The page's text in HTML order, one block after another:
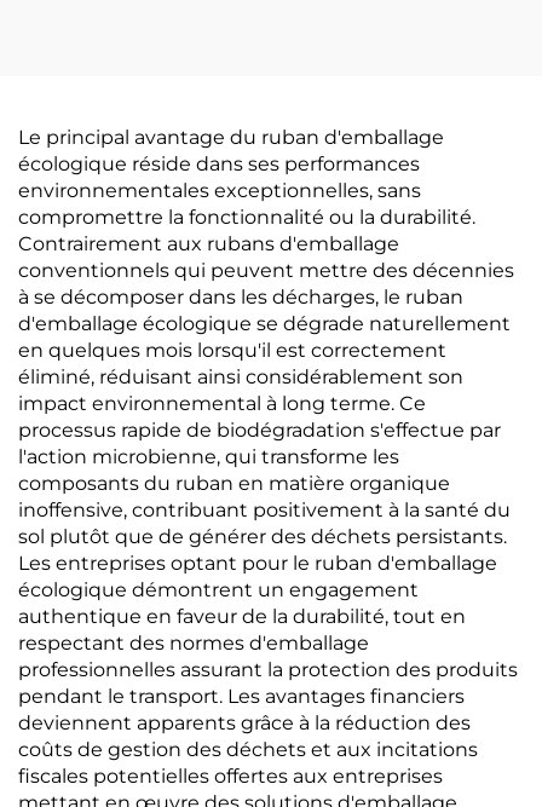
Le principal avantage du ruban d'emballage
écologique réside dans ses performances
environnementales exceptionnelles, sans
compromettre la fonctionnalité ou la durabilité.
Contrairement aux rubans d'emballage
conventionnels qui peuvent mettre des décennies
à se décomposer dans les décharges, le ruban
d'emballage écologique se dégrade naturellement
en quelques mois lorsqu'il est correctement
éliminé, réduisant ainsi considérablement son
impact environnemental à long terme. Ce
processus rapide de biodégradation s'effectue par
l'action microbienne, qui transforme les
composants du ruban en matière organique
inoffensive, contribuant positivement à la santé du
sol plutôt que de générer des déchets persistants.
Les entreprises optant pour le ruban d'emballage
écologique démontrent un engagement
authentique en faveur de la durabilité, tout en
respectant des normes d'emballage
professionnelles assurant la protection des produits
pendant le transport. Les avantages financiers
deviennent apparents grâce à la réduction des
coûts de gestion des déchets et aux incitations
fiscales potentielles offertes aux entreprises